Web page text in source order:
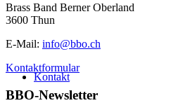
Kontakt
Brass Band Berner Oberland
3600 Thun
E-Mail: info@bbo.ch
Kontaktformular
BBO-Newsletter